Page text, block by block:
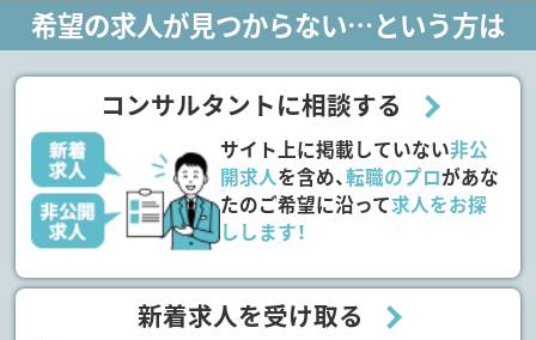
希望の求人が見つからない…という方は
コンサルタントに相談する
サイト上に掲載していない非公
開求人を含め、転職のプロがあな
たのご希望に沿って求人をお探
しします！
新着求人を受け取る